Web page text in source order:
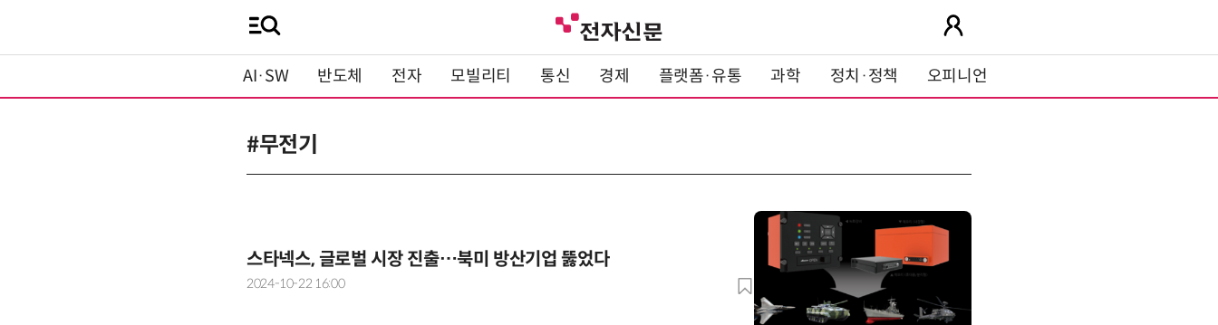
AI·SW 반도체 전자 모빌리티 통신 경제 플랫폼·유통 과학 정치·정책 오피니언
#무전기
스타넥스, 글로벌 시장 진출…북미 방산기업 뚫었다
2024-10-22 16:00